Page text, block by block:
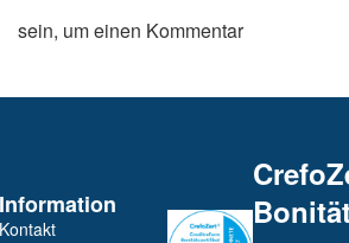
sein, um einen Kommentar
Information
Kontakt